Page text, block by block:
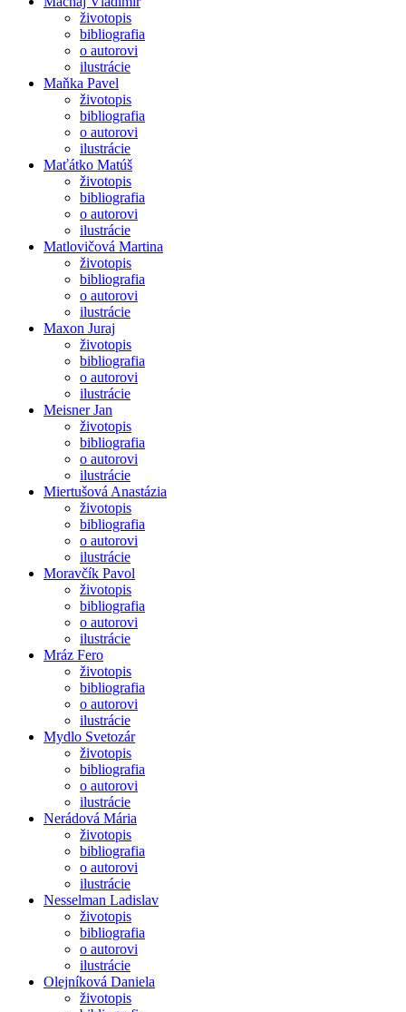
životopis
bibliografia
o autorovi
ilustrácie
Maňka Pavel
životopis
bibliografia
o autorovi
ilustrácie
Maťátko Matúš
životopis
bibliografia
o autorovi
ilustrácie
Matlovičová Martina
životopis
bibliografia
o autorovi
ilustrácie
Maxon Juraj
životopis
bibliografia
o autorovi
ilustrácie
Meisner Jan
životopis
bibliografia
o autorovi
ilustrácie
Miertušová Anastázia
životopis
bibliografia
o autorovi
ilustrácie
Moravčík Pavol
životopis
bibliografia
o autorovi
ilustrácie
Mráz Fero
životopis
bibliografia
o autorovi
ilustrácie
Mydlo Svetozár
životopis
bibliografia
o autorovi
ilustrácie
Nerádová Mária
životopis
bibliografia
o autorovi
ilustrácie
Nesselman Ladislav
životopis
bibliografia
o autorovi
ilustrácie
Olejníková Daniela
životopis